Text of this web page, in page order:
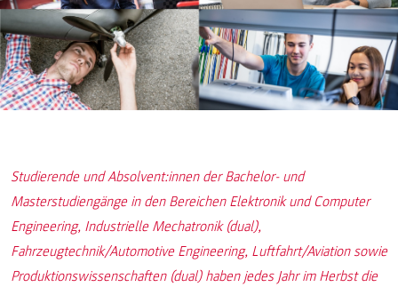
Studierende und Absolvent:innen der Bachelor- und
Masterstudiengänge in den Bereichen Elektronik und Computer
Engineering, Industrielle Mechatronik (dual),
Fahrzeugtechnik/Automotive Engineering, Luftfahrt/Aviation sowie
Produktionswissenschaften (dual) haben jedes Jahr im Herbst die